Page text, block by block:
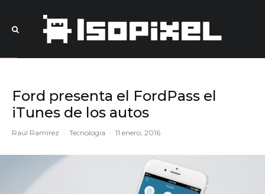
Ford presenta el FordPass el
iTunes de los autos
Raúl Ramírez · Tecnología · 11 enero, 2016